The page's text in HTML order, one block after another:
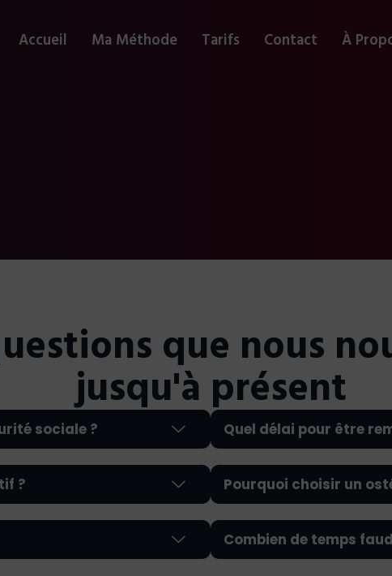
Accueil Ma Méthode Tarifs Contact À
que nous
jusqu'à présent
sociale ?
?
Quel délai pour être
Pourquoi choisir un
Combien de temps